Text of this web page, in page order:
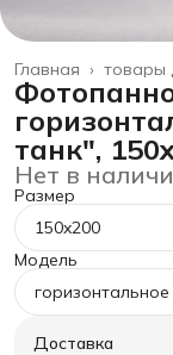
товары
Главная ›
танк",
Нет в
Размер
150x200
Модель
горизонтальное
Доставка